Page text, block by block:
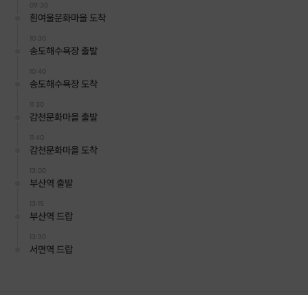
09:30
흰여울문화마을 도착
10:30
송도해수욕장 출발
10:40
송도해수욕장 도착
11:30
감천문화마을 출발
11:40
감천문화마을 도착
13:00
부산역 출발
13:15
부산역 드랍
13:30
서면역 드랍